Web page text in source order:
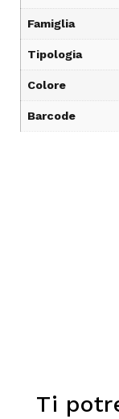
Famiglia
Tipologia
Colore
Barcode
Ti